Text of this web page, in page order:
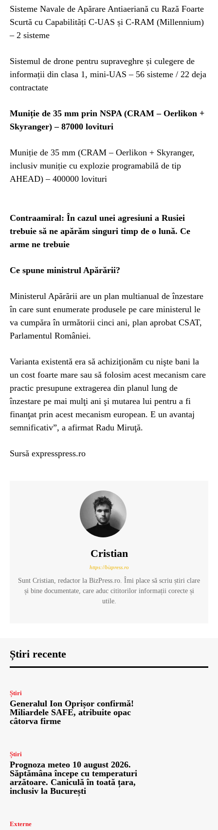
Sisteme Navale de Apărare Antiaeriană cu Rază Foarte
Scurtă cu Capabilități C-UAS și C-RAM (Millennium)
– 2 sisteme
Sistemul de drone pentru supraveghre și culegere de
informații din clasa 1, mini-UAS – 56 sisteme / 22 deja
contractate
Muniție de 35 mm prin NSPA (CRAM – Oerlikon +
Skyranger) – 87000 lovituri
Muniție de 35 mm (CRAM – Oerlikon + Skyranger,
inclusiv muniție cu explozie programabilă de tip
AHEAD) – 400000 lovituri
Contraamiral: În cazul unei agresiuni a Rusiei
trebuie să ne apărăm singuri timp de o lună. Ce
arme ne trebuie
Ce spune ministrul Apărării?
Ministerul Apărării are un plan multianual de înzestare
în care sunt enumerate produsele pe care ministerul le
va cumpăra în următorii cinci ani, plan aprobat CSAT,
Parlamentul României.
Varianta existentă era să achiziţionăm cu nişte bani la
un cost foarte mare sau să folosim acest mecanism care
practic presupune extragerea din planul lung de
înzestare pe mai mulţi ani şi mutarea lui pentru a fi
finanţat prin acest mecanism european. E un avantaj
semnificativ”, a afirmat Radu Miruţă.
Sursă expresspress.ro
Cristian
https://bizpress.ro
Sunt Cristian, redactor la BizPress.ro. Îmi place să scriu știri clare
și bine documentate, care aduc cititorilor informații corecte și
utile.
Știri recente
Știri
Generalul Ion Oprișor confirmă!
Miliardele SAFE, atribuite opac
câtorva firme
Știri
Prognoza meteo 10 august 2026.
Săptămâna începe cu temperaturi
arzătoare. Caniculă în toată țara,
inclusiv la București
Externe